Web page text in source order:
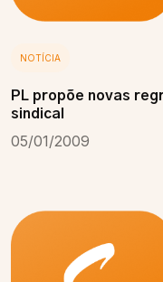
NOTÍCIA
PL propõe novas
sindical
05/01/2009